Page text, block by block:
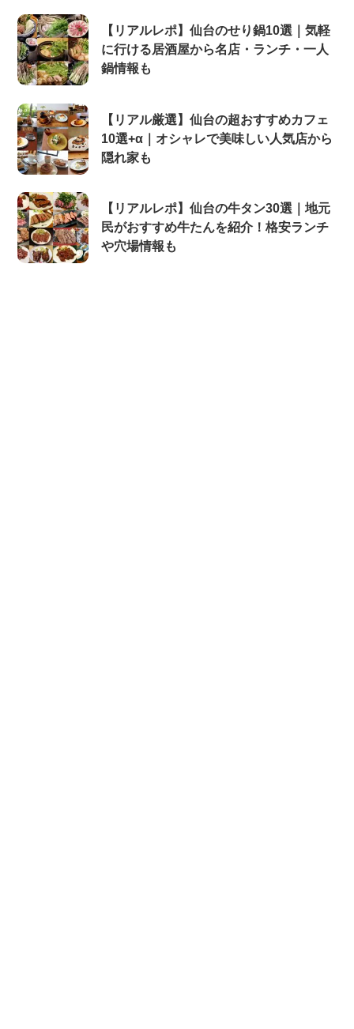
【リアルレポ】仙台のせり鍋10選｜気軽
に行ける居酒屋から名店・ランチ・一人
鍋情報も
【リアル厳選】仙台の超おすすめカフェ
10選+α｜オシャレで美味しい人気店から
隠れ家も
【リアルレポ】仙台の牛タン30選｜地元
民がおすすめ牛たんを紹介！格安ランチ
や穴場情報も